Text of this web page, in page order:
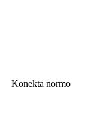
Konekta normo